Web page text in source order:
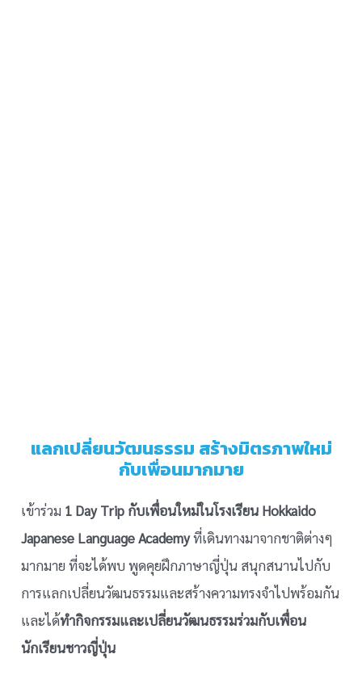
แลกเปลี่ยนวัฒนธรรม สร้างมิตรภาพใหม่
กับเพื่อนมากมาย
เข้าร่วม 1 Day Trip กับเพื่อนใหม่ในโรงเรียน Hokkaido
Japanese Language Academyที่เดินทางมาจากชาติต่างๆ
มากมาย ที่จะได้พบ พูดคุยฝึกภาษาญี่ปุ่น สนุกสนานไปกับ
การแลกเปลี่ยนวัฒนธรรมและสร้างความทรงจำไปพร้อมกัน
และได้ทำกิจกรรมและเปลี่ยนวัฒนธรรมร่วมกับเพื่อน
นักเรียนชาวญี่ปุ่น